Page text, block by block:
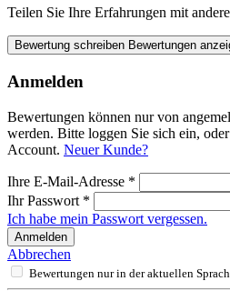
Teilen Sie Ihre Erfahrungen mit
Bewertung schreiben Bewertungen
Anmelden
Bewertungen können nur von
werden. Bitte loggen Sie sich ein,
Account. Neuer Kunde?
Ihre E-Mail-Adresse *
Ihr Passwort *
Ich habe mein Passwort vergessen.
Anmelden
Abbrechen
Bewertungen nur in der aktuellen